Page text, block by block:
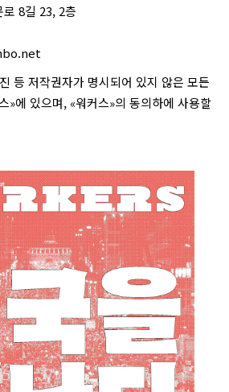
8길 23, 2층
등 저작권자가 명시되어 있지 않은 모든
»에 있으며, «워커스»의 동의하에 사용할